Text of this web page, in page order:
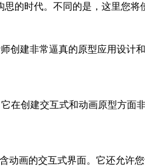
的时代。不同的是，这里您将
创建非常逼真的原型应用设
在创建交互式和动画原型方面
画的交互式界面。它还允许